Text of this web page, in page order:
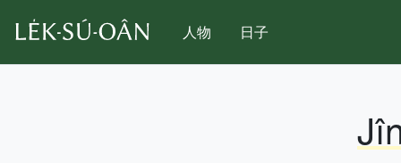
人物 日子